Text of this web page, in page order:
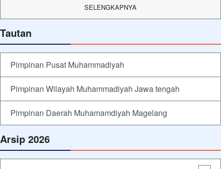
SELENGKAPNYA
Tautan
Pimpinan Pusat Muhammadiyah
Pimpinan Wilayah Muhammadiyah Jawa tengah
Pimpinan Daerah Muhamamdiyah Magelang
Arsip 2026